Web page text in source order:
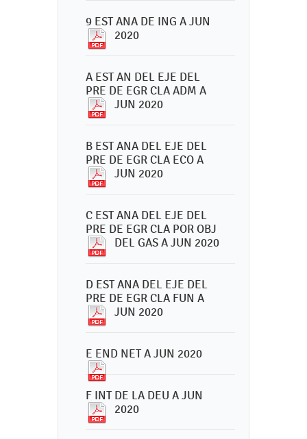
9 EST ANA DE ING A JUN
2020
A EST AN DEL EJE DEL
PRE DE EGR CLA ADM A
JUN 2020
B EST ANA DEL EJE DEL
PRE DE EGR CLA ECO A
JUN 2020
C EST ANA DEL EJE DEL
PRE DE EGR CLA POR OBJ
DEL GAS A JUN 2020
D EST ANA DEL EJE DEL
PRE DE EGR CLA FUN A
JUN 2020
E END NET A JUN 2020
F INT DE LA DEU A JUN
2020